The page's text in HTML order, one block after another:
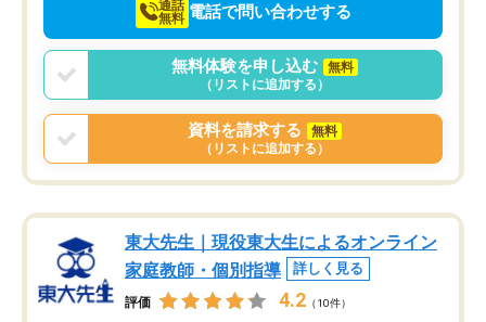
通話
無料 電話で問い合わせする
無料体験を申し込む
無料
（リストに追加する）
資料を請求する
無料
（リストに追加する）
東大先生｜現役東大生によるオンライン
家庭教師・個別指導
詳しく見る
評価 4.2 （10件）